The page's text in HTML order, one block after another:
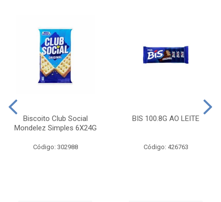
Biscoito Club Social
Mondelez Simples 6X24G
Código: 302988
BIS 100.8G AO LEITE
Código: 426763